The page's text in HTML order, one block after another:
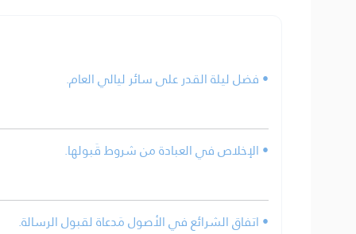
• فضل ليلة القدر على سائر ليالي العام.
• الإخلاص في العبادة من شروط قَبولها.
• اتفاق الشرائع في الأصول مَدعاة لقبول الرسالة.